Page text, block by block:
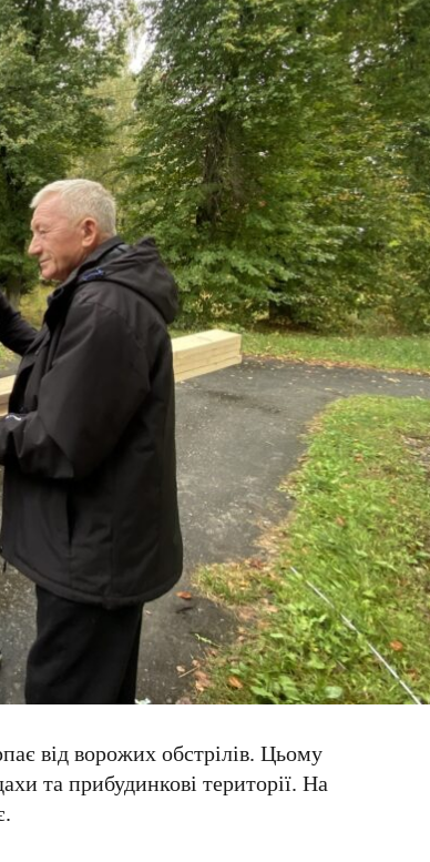
від ворожих обстрілів. Цьому
та прибудинкові території. На